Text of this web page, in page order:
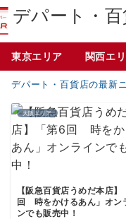
デパート・
東京エリア 関西エ
デパート・百貨店の最新
大阪エリア
【阪急百貨店うめだ本店】
回 時をかけるあん」オン
ンでも販売中！